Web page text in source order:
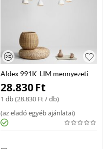
Aldex 991K-LIM mennyezeti
lámpa fém 6 x max 60W E27
28.830Ft
1 db (28.830 Ft/ db)
(az eladó egyéb ajánlatai)